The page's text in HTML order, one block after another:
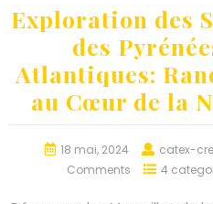
Exploration des
des
Atlantiques:
au Cœur de la
18 mai, 2024 catex-
Comments
4